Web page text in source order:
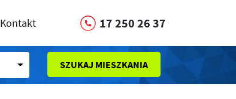
Kontakt 17 250 26 37
SZUKAJ MIESZKANIA